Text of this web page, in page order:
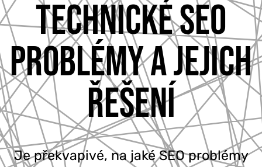
PORADENSTVÍ & ŠKOLENÍ
REFERENCE
O NÁS
KONTAKTY
TECHNICKÉ SEO
PROBLÉMY A JEJICH
ŘEŠENÍ
Je překvapivé, na jaké SEO problémy